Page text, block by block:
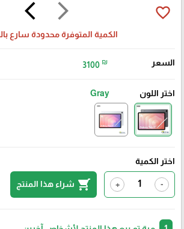
arrow_forward_ios
arrow_back_ios favorite_border
الكمية المتوفرة محدودة سارع
السعر 3100 ₪
اختر اللون Gray
اختر الكمية
-
+
shopping_cart شراء هذا المنتج